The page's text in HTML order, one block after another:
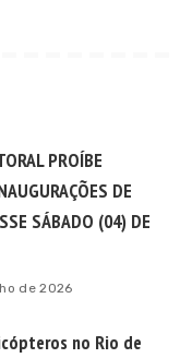
PROÍBE
DE
SÁBADO (04) DE
de 2026
no Rio de